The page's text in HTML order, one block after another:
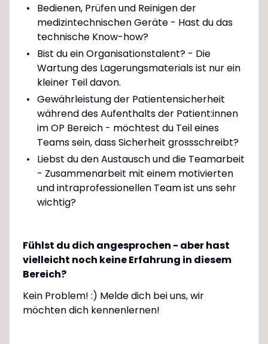
Bedienen, Prüfen und Reinigen der
medizintechnischen Geräte - Hast du das
technische Know-how?
Bist du ein Organisationstalent? - Die
Wartung des Lagerungsmaterials ist nur ein
kleiner Teil davon.
Gewährleistung der Patientensicherheit
während des Aufenthalts der Patient:innen
im OP Bereich - möchtest du Teil eines
Teams sein, dass Sicherheit grossschreibt?
Liebst du den Austausch und die Teamarbeit
- Zusammenarbeit mit einem motivierten
und intraprofessionellen Team ist uns sehr
wichtig?
Fühlst du dich angesprochen - aber hast
vielleicht noch keine Erfahrung in diesem
Bereich?
Kein Problem! :) Melde dich bei uns, wir
möchten dich kennenlernen!